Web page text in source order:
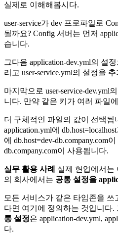
실제로 이해해봅시다.
user-service가 dev 프로파일로
될까요? Config 서버는 먼저
습니다.
그다음 application-dev.yml의 설
리고 user-service.yml의 설정을
마지막으로 user-service-dev.yml
니다. 만약 같은 키가 여러 파일
더 구체적인 파일의 값이 선택됩
application.yml에
에 db.host=dev-db.company.com
db.company.com이 사용됩니다.
실무 활용 사례
실제 현업에서는
의 회사에서는 공통 설정을
모든 서비스가 같은 타임존을
다면 여기에 정의하는 것입니다.
통 설정은 application-dev.yml,
다.